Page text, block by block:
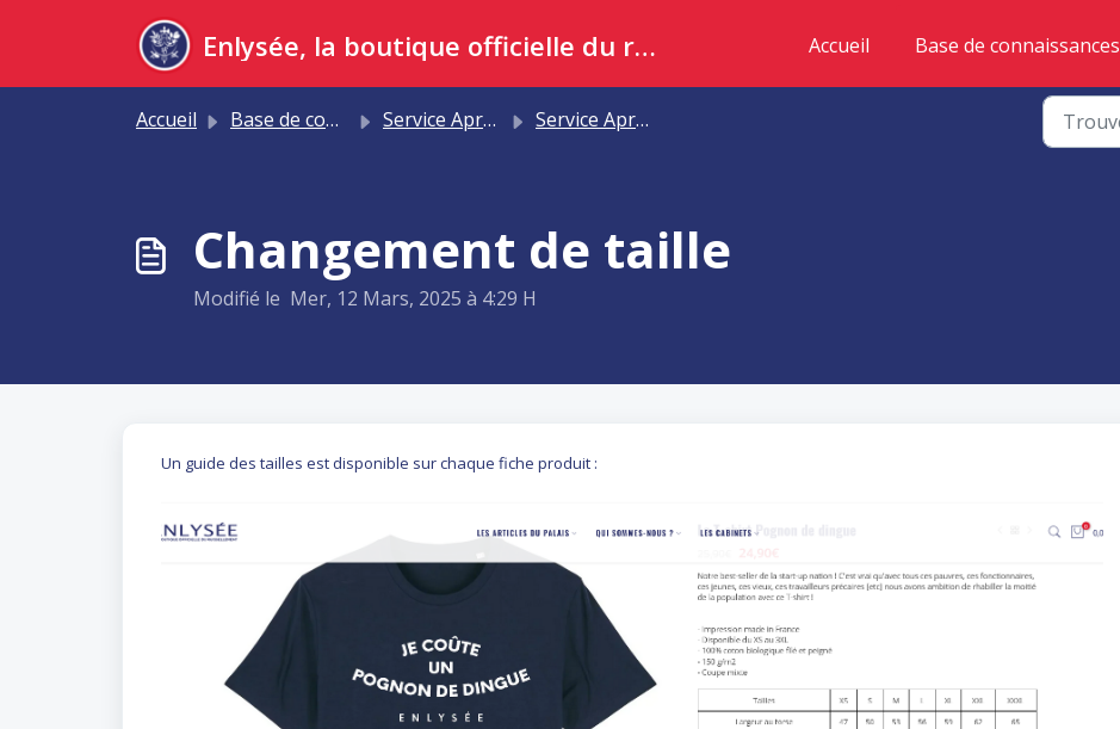
Enlysée, la boutique officielle du ruissellement Accueil Base de connaissances
Accueil Base de connaissances Service Après-vente du palais Service Après-vente du palais
Changement de taille
Modifié le Mer, 12 Mars, 2025 à 4:29 H
Un guide des tailles est disponible sur chaque fiche produit :